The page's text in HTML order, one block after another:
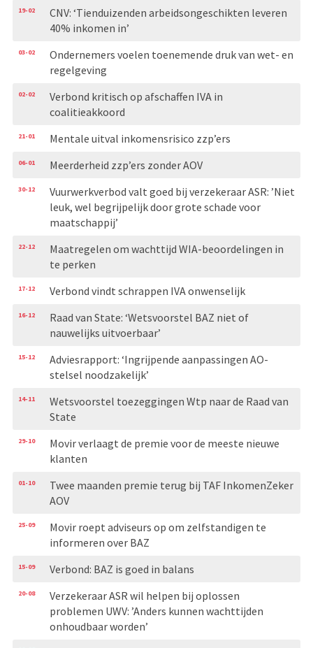
19-02
CNV: ‘Tienduizenden arbeidsongeschikten leveren
40% inkomen in’
03-02
Ondernemers voelen toenemende druk van wet- en
regelgeving
02-02
Verbond kritisch op afschaffen IVA in
coalitieakkoord
21-01 Mentale uitval inkomensrisico zzp’ers
06-01 Meerderheid zzp’ers zonder AOV
30-12
Vuurwerkverbod valt goed bij verzekeraar ASR: ’Niet
leuk, wel begrijpelijk door grote schade voor
maatschappij’
22-12
Maatregelen om wachttijd WIA-beoordelingen in
te perken
17-12 Verbond vindt schrappen IVA onwenselijk
16-12
Raad van State: ‘Wetsvoorstel BAZ niet of
nauwelijks uitvoerbaar’
15-12
Adviesrapport: ‘Ingrijpende aanpassingen AO-
stelsel noodzakelijk’
14-11
Wetsvoorstel toezeggingen Wtp naar de Raad van
State
29-10
Movir verlaagt de premie voor de meeste nieuwe
klanten
01-10
Twee maanden premie terug bij TAF InkomenZeker
AOV
25-09
Movir roept adviseurs op om zelfstandigen te
informeren over BAZ
15-09 Verbond: BAZ is goed in balans
20-08
Verzekeraar ASR wil helpen bij oplossen
problemen UWV: ’Anders kunnen wachttijden
onhoudbaar worden’